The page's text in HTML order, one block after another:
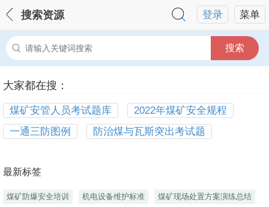
菜单
登录
搜索资源
搜索
大家都在搜：
煤矿安管人员考试题库
2022年煤矿安全规程
一通三防图例
防治煤与瓦斯突出考试题
最新标签
煤矿防爆安全培训 机电设备维护标准 煤矿现场处置方案演练总结